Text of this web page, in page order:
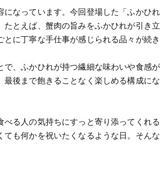
なっています。今回登場した「ふかひ
とえば、蟹肉の旨みをふかひれが引き
に丁寧な手仕事が感じられる品々が続き
、ふかひれが持つ繊細な味わいや食感が
後まで飽きることなく楽しめる構成に
る人の気持ちにすっと寄り添ってくれる
も何かを祝いたくなるような日。そんな